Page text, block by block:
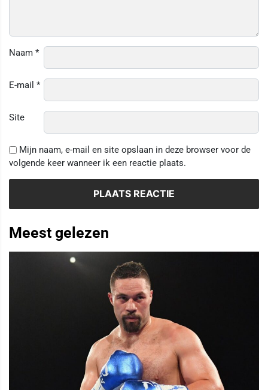
Naam *
E-mail *
Site
Mijn naam, e-mail en site opslaan in deze browser voor de
volgende keer wanneer ik een reactie plaats.
Meest gelezen